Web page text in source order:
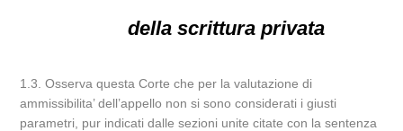
della scrittura privata
1.3. Osserva questa Corte che per la valutazione di
ammissibilita’ dell’appello non si sono considerati i giusti
parametri, pur indicati dalle sezioni unite citate con la sentenza